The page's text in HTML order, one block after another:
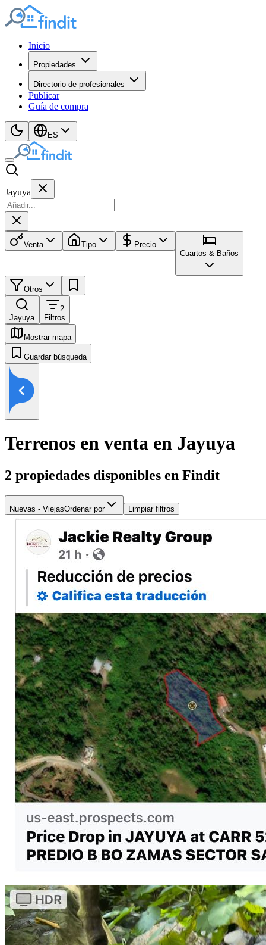
Inicio
Propiedades
Directorio de profesionales
Publicar
Guía de compra
ES
Jayuya
Venta Tipo
Precio
Cuartos & Baños
Otros
Jayuya
2
Filtros
Mostrar mapa
Guardar búsqueda
Terrenos en venta en Jayuya
2 propiedades disponibles en Findit
Nuevas - ViejasOrdenar por Limpiar filtros